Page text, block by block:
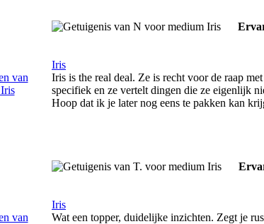
Iris
Iris is the real deal. Ze is recht voor de raap
specifiek en ze vertelt dingen die ze eigenlijk
Hoop dat ik je later nog eens te pakken kan
Iris
Wat een topper, duidelijke inzichten. Zegt je